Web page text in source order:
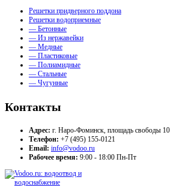
Решетки придверного поддона
Решетки водоприемные
— Бетонные
— Из нержавейки
— Медные
— Пластиковые
— Полиамидные
— Стальные
— Чугунные
Контакты
Адрес: г. Наро-Фоминск, площадь свободы 10
Телефон: +7 (495) 155-0121
Email: info@vodoo.ru
Рабочее время: 9:00 - 18:00 Пн-Пт